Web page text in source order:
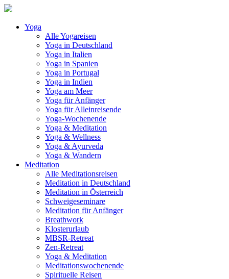
Skip
contentYoga
Alle Yogareisen
Yoga in Deutschland
Yoga in Italien
Yoga in Spanien
Yoga in Portugal
Yoga in Indien
Yoga am Meer
Yoga für Anfänger
Yoga für Alleinreisende
Yoga-Wochenende
Yoga & Meditation
Yoga & Wellness
Yoga & Ayurveda
Yoga & Wandern
Meditation
Alle Meditationsreisen
Meditation in Deutschland
Meditation in Österreich
Schweigeseminare
Meditation für Anfänger
Breathwork
Klosterurlaub
MBSR-Retreat
Zen-Retreat
Yoga & Meditation
Meditationswochenende
Spirituelle Reisen